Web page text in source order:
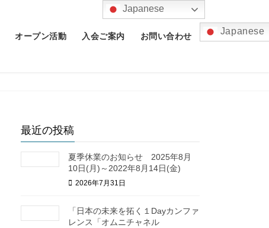
オープン活動 入会ご案内 お問い合わせ Japanese
最近の投稿
夏季休業のお知らせ 2025年8月
10日(月)～2022年8月14日(金)
2026年7月31日
「日本の未来を拓く１Dayカンファ
レンス「オムニチャネル
Japanese